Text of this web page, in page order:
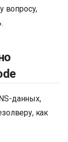
вопросу,
данных,
как